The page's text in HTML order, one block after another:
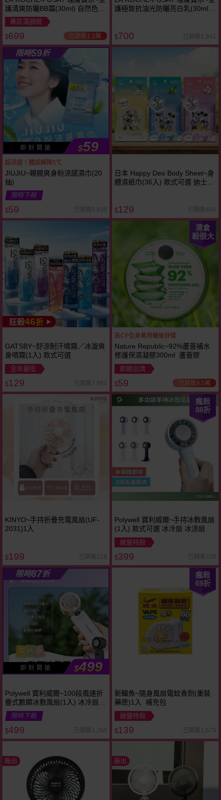
護清爽防曬BB霜(30ml) 自然色／
健康色／粉嫩色
專區滿額贈
$699 已銷售1.2萬
護極致抗油光防曬亮白乳(30ml)
$700 已銷售1,941
限時59折
即 刻 開 搶 $59
超涼感！體感瞬降5℃
JIUJIU~親親爽身粉涼感濕巾(20
抽)
限時下殺
$59 已銷售5,839
日本 Happy Deo Body Sheet~身
體濕紙巾(36入) 款式可選 迪士尼
$129 已銷售404
狂殺46折
GATSBY~舒涼制汗噴霧／冰漩爽
身噴霧(1入) 款式可選
全年最低
$129 已銷售7,661
清倉
殺很大
高CP全身萬用曬後舒緩
Nature Republic~92%蘆薈補水
修護保濕凝膠300ml 蘆薈膠
即期出清
$59 已銷售9.5萬
KINYO~手持折疊充電風扇(UF-
2031)1入
$199 已銷售119
瘋殺
88折
Polywell 寶利威爾~手持冰敷風扇
(1入) 款式可選 冰冷扇 冰涼扇
破盤特殺
$399 已銷售378
限時87折
即 刻 開 搶 $499
Polywell 寶利威爾~100段風速折
疊式數顯冰敷風扇(1入) 冰冷扇
冰涼扇 款式可選
限時下殺
$499 已銷售1,350
瘋殺
69折
新鱷魚~隨身風扇電蚊香劑(重裝
藥匣)1入 補充包
破盤特殺
$139 已銷售1,673
廠出 廠出